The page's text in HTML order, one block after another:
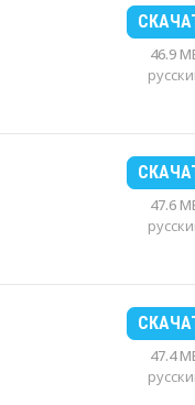
46.9
47.6
47.4